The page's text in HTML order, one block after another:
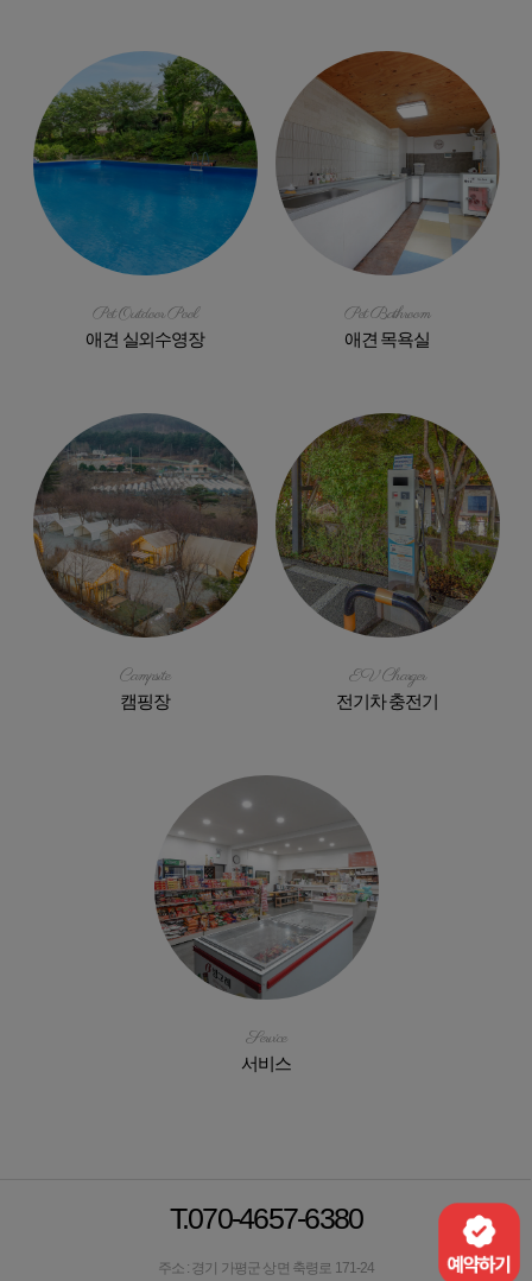
Pet Outdoor Pool
애견 실외수영장
Pet Bathroom
애견 목욕실
Campsite
캠핑장
EV Charger
전기차 충전기
Service
서비스
T.070-4657-6380
주소 : 경기 가평군 상면 축령로 171-24